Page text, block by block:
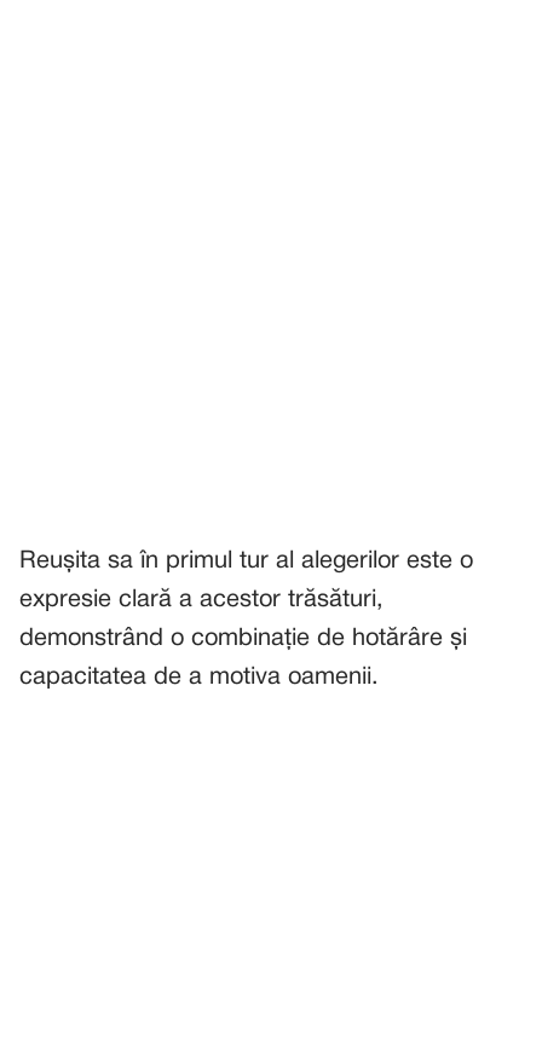
Reușita sa în primul tur al alegerilor este o
expresie clară a acestor trăsături,
demonstrând o combinație de hotărâre și
capacitatea de a motiva oamenii.